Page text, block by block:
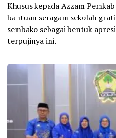
Khusus kepada Azzam
bantuan seragam sekolah
sembako sebagai bentuk
terpujinya ini.